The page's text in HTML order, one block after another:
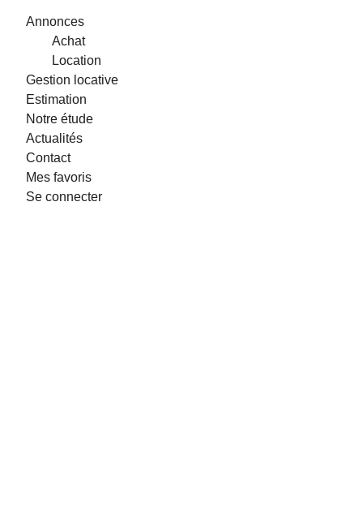
Annonces
Achat
Location
Gestion locative
Estimation
Notre étude
Actualités
Contact
Mes favoris
Se connecter